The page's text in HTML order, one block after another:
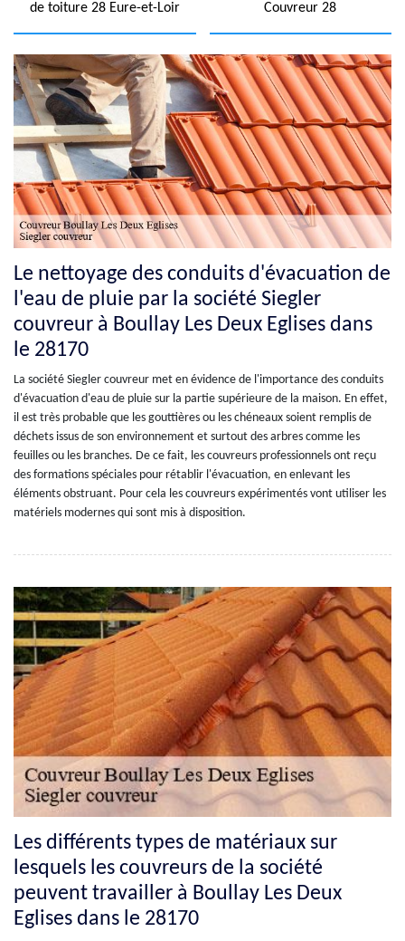
de toiture 28 Eure-et-Loir
Couvreur 28
Le nettoyage des conduits d'évacuation de
l'eau de pluie par la société Siegler
couvreur à Boullay Les Deux Eglises dans
le 28170
La société Siegler couvreur met en évidence de l'importance des conduits
d'évacuation d'eau de pluie sur la partie supérieure de la maison. En effet,
il est très probable que les gouttières ou les chéneaux soient remplis de
déchets issus de son environnement et surtout des arbres comme les
feuilles ou les branches. De ce fait, les couvreurs professionnels ont reçu
des formations spéciales pour rétablir l'évacuation, en enlevant les
éléments obstruant. Pour cela les couvreurs expérimentés vont utiliser les
matériels modernes qui sont mis à disposition.
Les différents types de matériaux sur
lesquels les couvreurs de la société
peuvent travailler à Boullay Les Deux
Eglises dans le 28170